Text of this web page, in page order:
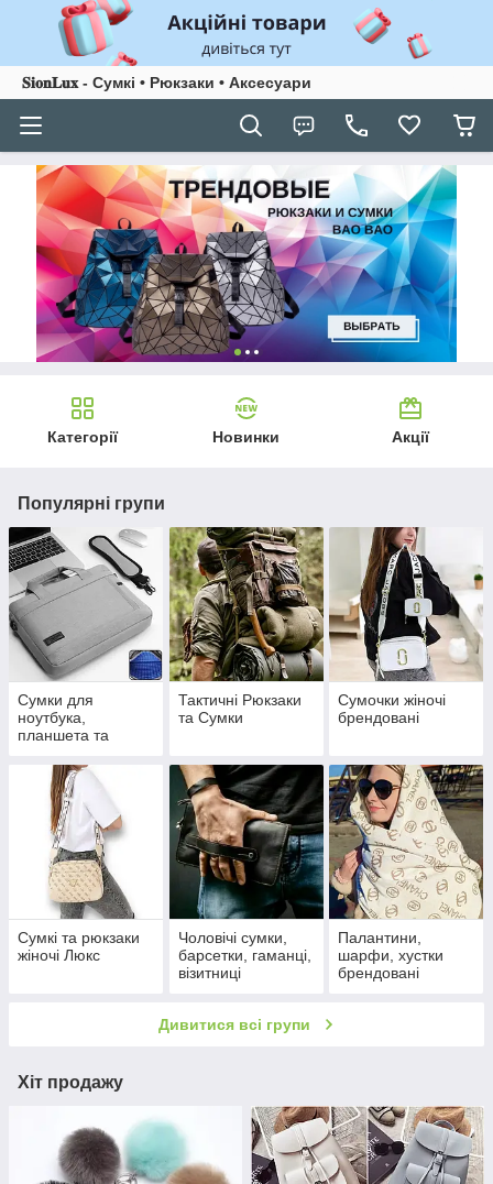
𝐒𝐢𝐨𝐧𝐋𝐮𝐱 - Сумкі • Рюкзаки • Аксесуари
Категорії Новинки Акції
Популярні групи
Сумки для
ноутбука,
планшета та
Тактичні Рюкзаки
та Сумки
Сумочки жіночі
брендовані
Сумкі та рюкзаки
жіночі Люкс
Чоловічі сумки,
барсетки, гаманці,
візитниці
Палантини,
шарфи, хустки
брендовані
Дивитися всі групи
Хіт продажу